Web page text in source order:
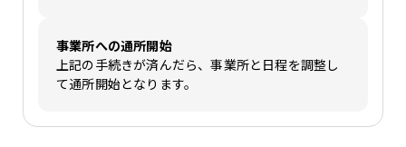
事業所への通所開始
上記の手続きが済んだら、事業所と日程を調整し
て通所開始となります。